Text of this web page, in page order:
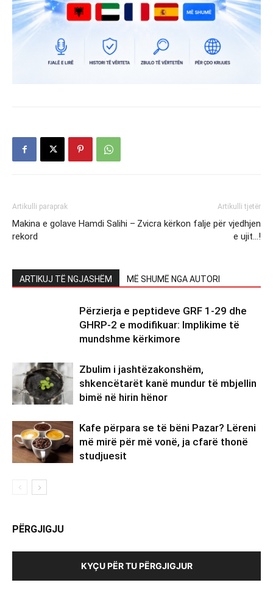
Artikulli paraprak
Makina e golave Hamdi Salihi –
rekord
Artikulli tjetër
Zvicra kërkon falje për vjedhjen
e ujit…!
ARTIKUJ TË NGJASHËM MË SHUMË NGA AUTORI
Përzierja e peptideve GRF 1-29 dhe
GHRP-2 e modifikuar: Implikime të
mundshme kërkimore
Zbulim i jashtëzakonshëm,
shkencëtarët kanë mundur të mbjellin
bimë në hirin hënor
Kafe përpara se të bëni Pazar? Lëreni
më mirë për më vonë, ja cfarë thonë
studjuesit
PËRGJIGJU
KYÇU PËR TU PËRGJIGJUR